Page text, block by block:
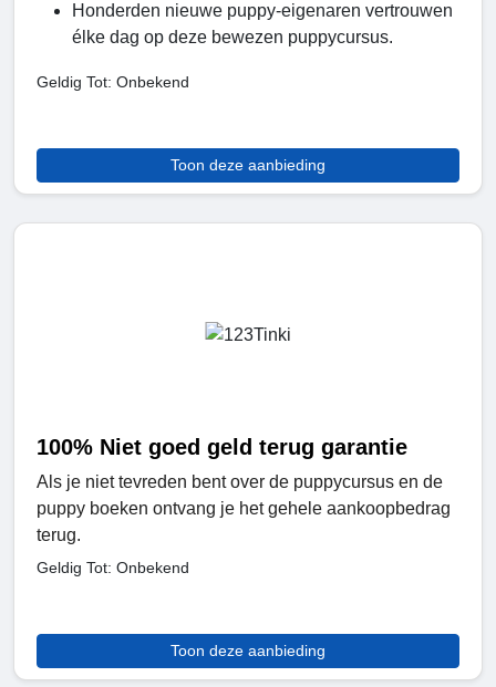
Honderden nieuwe puppy-eigenaren vertrouwen
élke dag op deze bewezen puppycursus.
Geldig Tot: Onbekend
Toon deze aanbieding
100% Niet goed geld terug garantie
Als je niet tevreden bent over de puppycursus en de
puppy boeken ontvang je het gehele aankoopbedrag
terug.
Geldig Tot: Onbekend
Toon deze aanbieding